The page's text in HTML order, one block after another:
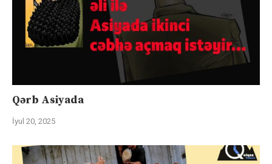
Qərb Asiyada
İyul 20, 2025